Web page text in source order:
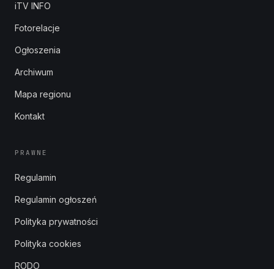
iTV INFO
Fotorelacje
Ogłoszenia
Archiwum
Mapa regionu
Kontakt
PRAWNE
Regulamin
Regulamin ogłoszeń
Polityka prywatności
Polityka cookies
RODO